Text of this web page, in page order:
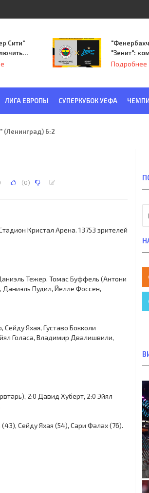
Сити"
"Зенит":
Семака
Подробнее
ЛИГА ЕВРОПЫ СУПЕРКУБОК УЕФА
(Ленинград) 6:2
(0)
Кристал Арена. 13753 зрителей
Тежер, Томас Буффель (Антони
Пудил, Йелле Фоссен,
Яхая, Густаво Бокколи
Голаса, Владимир Двалишвили,
2:0 Давид Хуберт, 2:0 Эйял
Сейду Яхая (54), Сари Фалах (76).